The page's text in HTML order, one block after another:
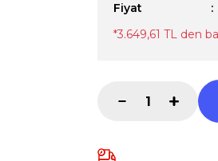
Fiyat
*3.649,61 TL den